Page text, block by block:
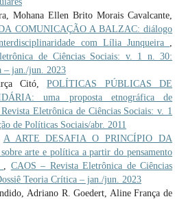
Mohana Ellen Brito Morais Cavalcante,
COMUNICAÇÃO A BALZAC: diálogo
com Lília Junqueira
de Ciências Sociais: v. 1 n. 30:
– jan./jun. 2023
Citó,POLÍTICAS PÚBLICAS DE
uma proposta etnográfica de
Eletrônica de Ciências Sociais: v. 1
de Políticas Sociais/abr. 2011
A ARTE DESAFIA O PRINCÍPIO DA
arte e política a partir do pensamento
CAOS – Revista Eletrônica de Ciências
Teoria Crítica – jan./jun. 2023
Adriano R. Goedert, Aline França de